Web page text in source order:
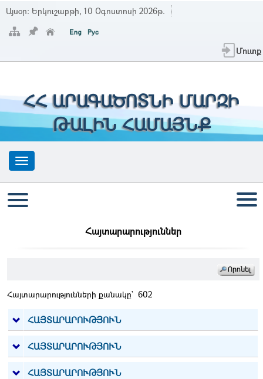
Այսօր: Երկուշաբթի, 10 Օգոստոսի 2026թ.
Մուտք
ՀՀ ԱՐԱԳԱԾՈՏՆԻ ՄԱՐԶԻ
ԹԱԼԻՆ ՀԱՄԱՅՆՔ
Հայտարարություններ
Հայտարարությունների քանակը` 602
ՀԱՅՏԱՐԱՐՈՒԹՅՈՒՆ
ՀԱՅՏԱՐԱՐՈՒԹՅՈՒՆ
ՀԱՅՏԱՐԱՐՈՒԹՅՈՒՆ